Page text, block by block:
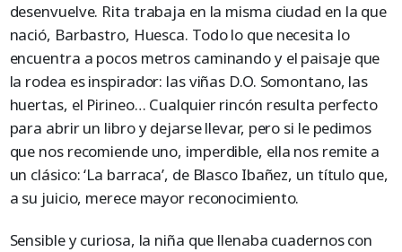
desenvuelve. Rita trabaja en la misma ciudad en la que
nació, Barbastro, Huesca. Todo lo que necesita lo
encuentra a pocos metros caminando y el paisaje que
la rodea es inspirador: las viñas D.O. Somontano, las
huertas, el Pirineo… Cualquier rincón resulta perfecto
para abrir un libro y dejarse llevar, pero si le pedimos
que nos recomiende uno, imperdible, ella nos remite a
un clásico: ‘La barraca’, de Blasco Ibañez, un título que,
a su juicio, merece mayor reconocimiento.
Sensible y curiosa, la niña que llenaba cuadernos con